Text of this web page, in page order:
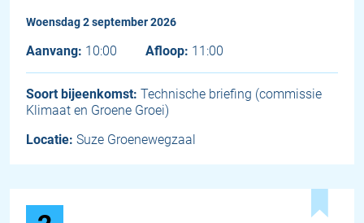
woensdag 2 september 2026
Aanvang: 10:00 Afloop: 11:00
Soort bijeenkomst: Technische briefing (commissie
Klimaat en Groene Groei)
Locatie: Suze Groenewegzaal